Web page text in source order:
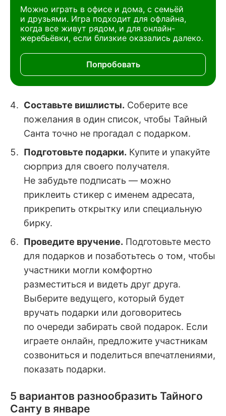
Можно играть в офисе и дома, с семьёй
и друзьями. Игра подходит для офлайна,
когда все живут рядом, и для онлайн-
жеребьёвки, если близкие оказались далеко.
Попробовать
Составьте вишлисты. Соберите все
пожелания в один список, чтобы Тайный
Санта точно не прогадал с подарком.
Подготовьте подарки. Купите и упакуйте
сюрприз для своего получателя.
Не забудьте подписать — можно
приклеить стикер с именем адресата,
прикрепить открытку или специальную
бирку.
Проведите вручение. Подготовьте место
для подарков и позаботьтесь о том, чтобы
участники могли комфортно
разместиться и видеть друг друга.
Выберите ведущего, который будет
вручать подарки или договоритесь
по очереди забирать свой подарок. Если
играете онлайн, предложите участникам
созвониться и поделиться впечатлениями,
показать подарки.
5 вариантов разнообразить Тайного
Санту в январе